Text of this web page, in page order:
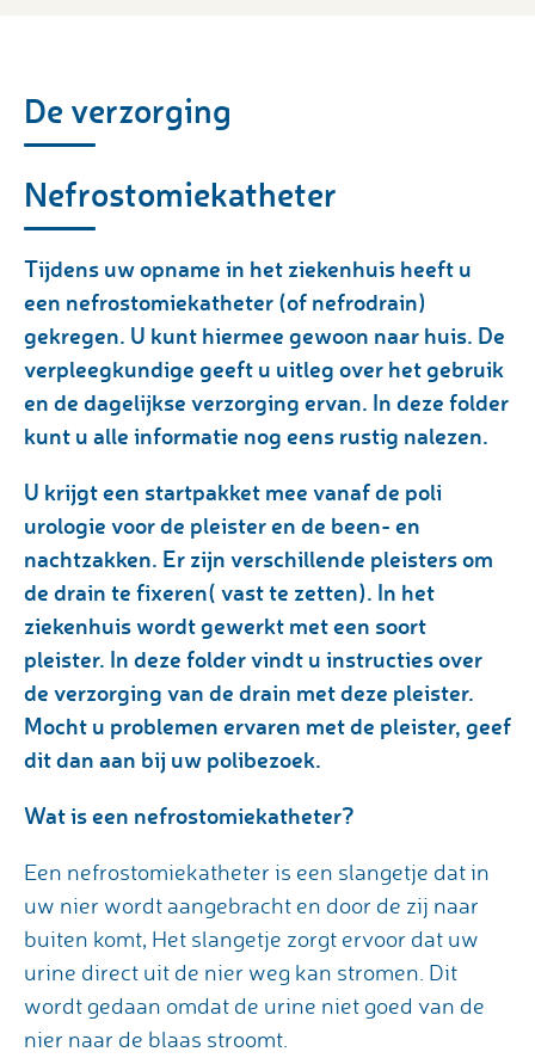
De verzorging
Nefrostomiekatheter
Tijdens uw opname in het ziekenhuis heeft u
een nefrostomiekatheter (of nefrodrain)
gekregen. U kunt hiermee gewoon naar huis. De
verpleegkundige geeft u uitleg over het gebruik
en de dagelijkse verzorging ervan. In deze folder
kunt u alle informatie nog eens rustig nalezen.
U krijgt een startpakket mee vanaf de poli
urologie voor de pleister en de been- en
nachtzakken. Er zijn verschillende pleisters om
de drain te fixeren( vast te zetten). In het
ziekenhuis wordt gewerkt met een soort
pleister. In deze folder vindt u instructies over
de verzorging van de drain met deze pleister.
Mocht u problemen ervaren met de pleister, geef
dit dan aan bij uw polibezoek.
Wat is een nefrostomiekatheter?
Een nefrostomiekatheter is een slangetje dat in
uw nier wordt aangebracht en door de zij naar
buiten komt, Het slangetje zorgt ervoor dat uw
urine direct uit de nier weg kan stromen. Dit
wordt gedaan omdat de urine niet goed van de
nier naar de blaas stroomt.